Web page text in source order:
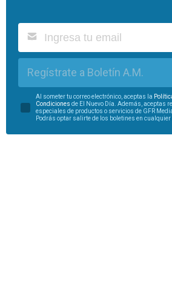
Regístrate a Boletín A.M.
Al someter tu correo electrónico, aceptas la
Condiciones de El Nuevo Día. Además, aceptas
especiales de productos o servicios de GFR
Podrás optar salirte de los boletines en cualquier